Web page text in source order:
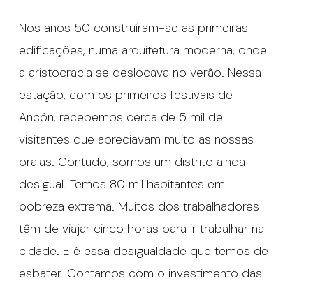
Nos anos 50 construíram-se as primeiras
edificações, numa arquitetura moderna, onde
a aristocracia se deslocava no verão. Nessa
estação, com os primeiros festivais de
Ancón, recebemos cerca de 5 mil de
visitantes que apreciavam muito as nossas
praias. Contudo, somos um distrito ainda
desigual. Temos 80 mil habitantes em
pobreza extrema. Muitos dos trabalhadores
têm de viajar cinco horas para ir trabalhar na
cidade. E é essa desigualdade que temos de
esbater. Contamos com o investimento das